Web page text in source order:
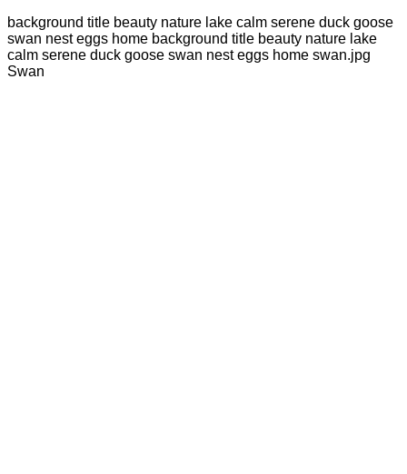
background title beauty nature lake calm serene duck goose
swan nest eggs home background title beauty nature lake
calm serene duck goose swan nest eggs home swan.jpg
Swan